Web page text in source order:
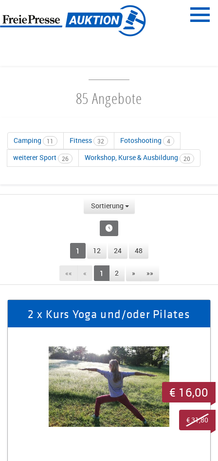
Menü
85 Angebote
Camping 11 Fitness 32 Fotoshooting 4
weiterer Sport 26 Workshop, Kurse & Ausbildung 20
Sortierung
1 12 24 48
«« « 1 2 » »»
2 x Kurs Yoga und/oder Pilates
€ 16,00
€ 31,80